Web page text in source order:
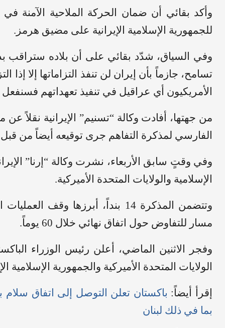
وأكد بقائي أن ضمان الحركة الملاحية الآمنة
للجمهورية الإسلامية الإيرانية على مضيق هرمز.
وفي السياق، شدّد بقائي على أن بلاده ستراقب
تسامح، جازماً بأن إيران لن تنفذ التزاماتها إلا إذا
الأمريكيون أي عراقيل في تنفيذ تعهداتهم
من جهتها، أفادت وكالة “تسنيم” الإيرانية نقلاً
الفارسي لمذكرة التفاهم جرى توقيعه أيضاً من
وفي وقتٍ سابق الأربعاء، نشرت وكالة “إرنا”
الإسلامية والولايات المتحدة الأميركية.
وتتضمن المذكرة 14 بنداً، أبرزها
مسار للتفاوض حول اتفاق نهائي خلال 60 يوماً.
وفجر الاثنين الماضي، أعلن رئيس الوزراء
الولايات المتحدة الأميركية والجمهورية الإسلامية
إقرأ أيضاً: باكستان تعلن التوصل إلى اتفاق
بما في ذلك لبنان